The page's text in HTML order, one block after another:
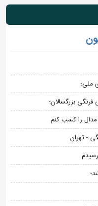
بزرگسالان؛
را کسب کنم
- تهران